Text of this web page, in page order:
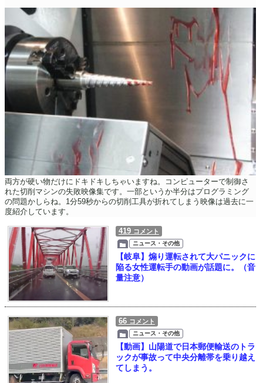
両方が硬い物だけにドキドキしちゃいますね。コンピューターで制御さ
れた切削マシンの失敗映像集です。一部というか半分はプログラミング
の問題かしらね。1分59秒からの切削工具が折れてしまう映像は過去に一
度紹介しています。
419 コメント
ニュース・その他
【岐阜】煽り運転されて大パニックに
陥る女性運転手の動画が話題に。（音
量注意）
66 コメント
ニュース・その他
【動画】山陽道で日本郵便輸送のトラ
ックが事故って中央分離帯を乗り越え
てしまう。